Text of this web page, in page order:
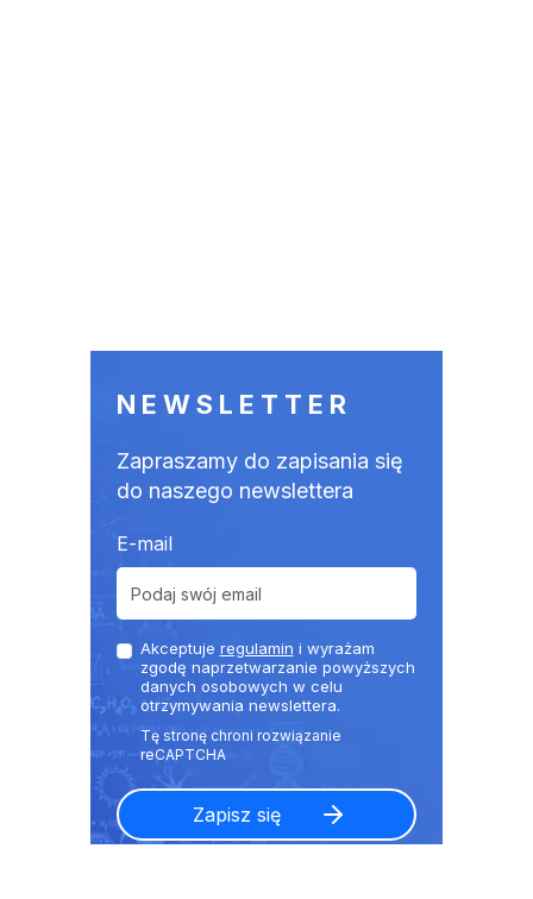
NEWSLETTER
Zapraszamy do zapisania się
do naszego newslettera
E-mail
Akceptuje regulamin i wyrażam
zgodę naprzetwarzanie powyższych
danych osobowych w celu
otrzymywania newslettera.